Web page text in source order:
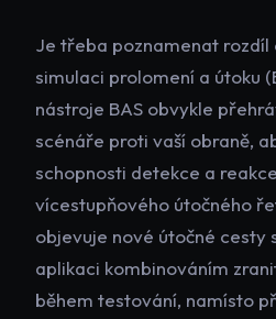
Je třeba poznamenat rozdíl
simulaci prolomení a útoku
nástroje BAS obvykle
scénáře proti vaší obraně,
schopnosti detekce a
vícestupňového útočného
objevuje nové útočné cesty
aplikaci kombinováním
během testování, namísto